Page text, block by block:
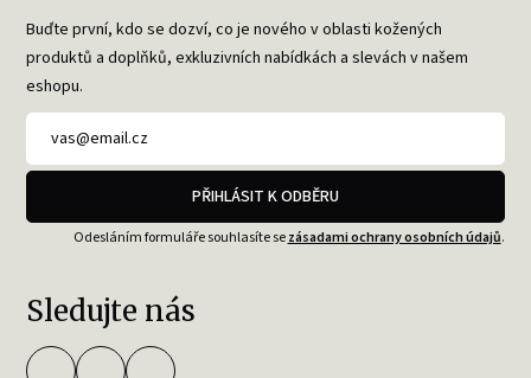
Buďte první, kdo se dozví, co je nového v oblasti kožených
produktů a doplňků, exkluzivních nabídkách a slevách v našem
eshopu.
PŘIHLÁSIT K ODBĚRU
Odesláním formuláře souhlasíte sezásadami ochrany osobních údajů.
Sledujte nás